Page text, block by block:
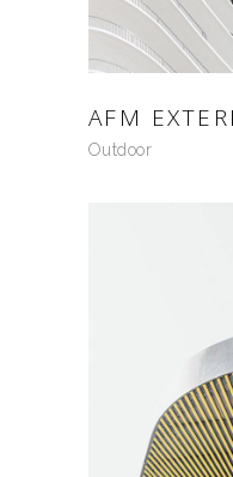
AFM
Outdoor